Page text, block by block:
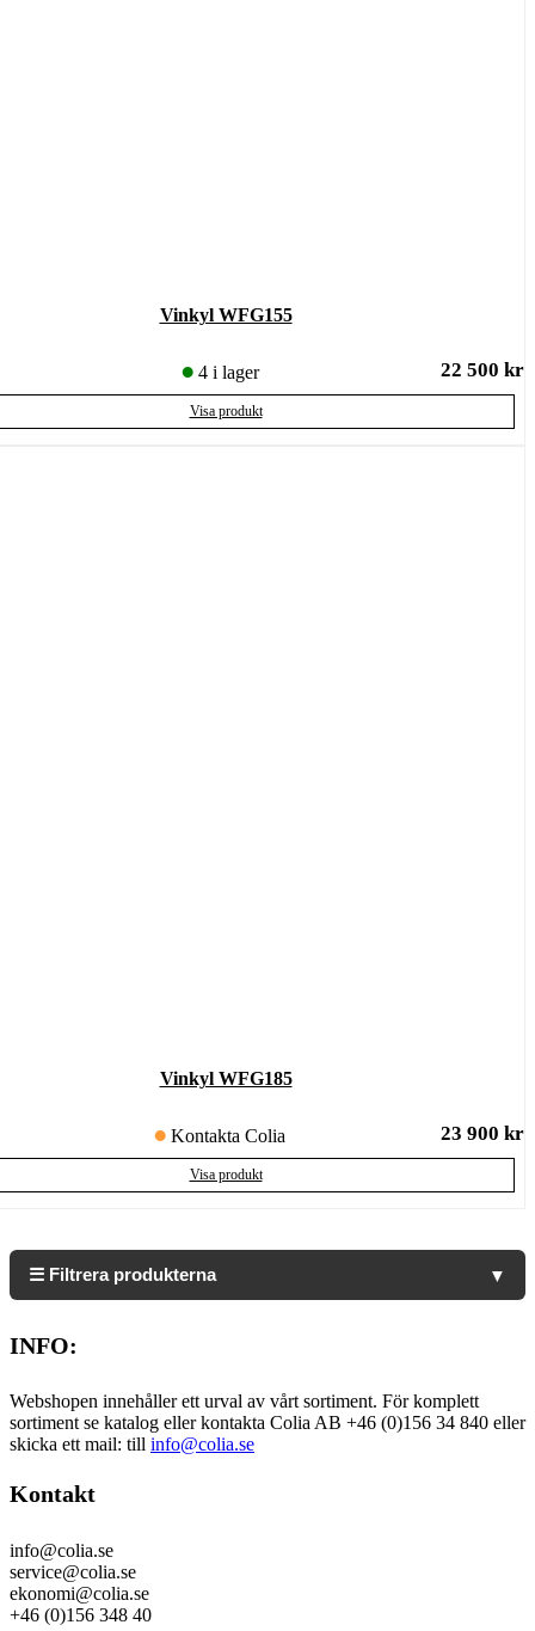
Vinkyl WFG155
4 i lager 22 500 kr
Visa produkt
Vinkyl WFG185
Kontakta Colia 23 900 kr
Visa produkt
☰ Filtrera produkterna ▼
INFO:
Webshopen innehåller ett urval av vårt sortiment. För komplett
sortiment se katalog eller kontakta Colia AB +46 (0)156 34 840 eller
skicka ett mail: till info@colia.se
Kontakt
info@colia.se
service@colia.se
ekonomi@colia.se
+46 (0)156 348 40